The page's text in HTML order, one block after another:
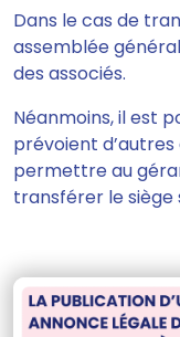
Dans le cas de
assemblée
des associés.
Néanmoins,il est
prévoient
permettre au
transférer le siège